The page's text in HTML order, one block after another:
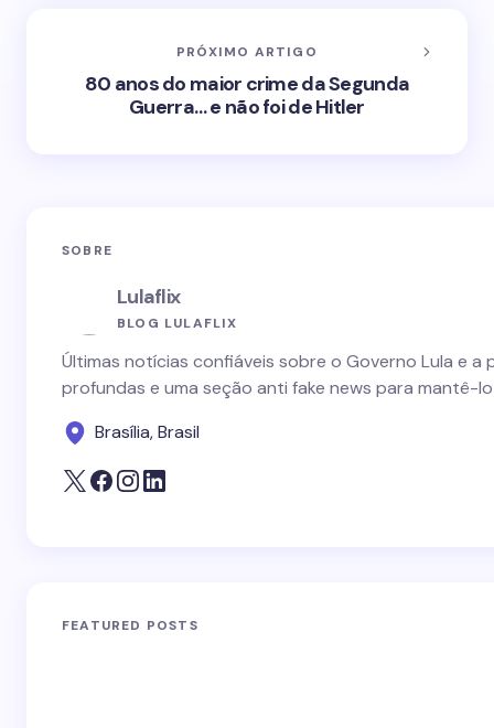
PRÓXIMO ARTIGO
80 anos do maior crime da Segunda
Guerra… e não foi de Hitler
SOBRE
Lulaflix
BLOG LULAFLIX
Últimas notícias confiáveis sobre o Governo Lula e
profundas e uma seção anti fake news para mantê-
Brasília, Brasil
FEATURED POSTS